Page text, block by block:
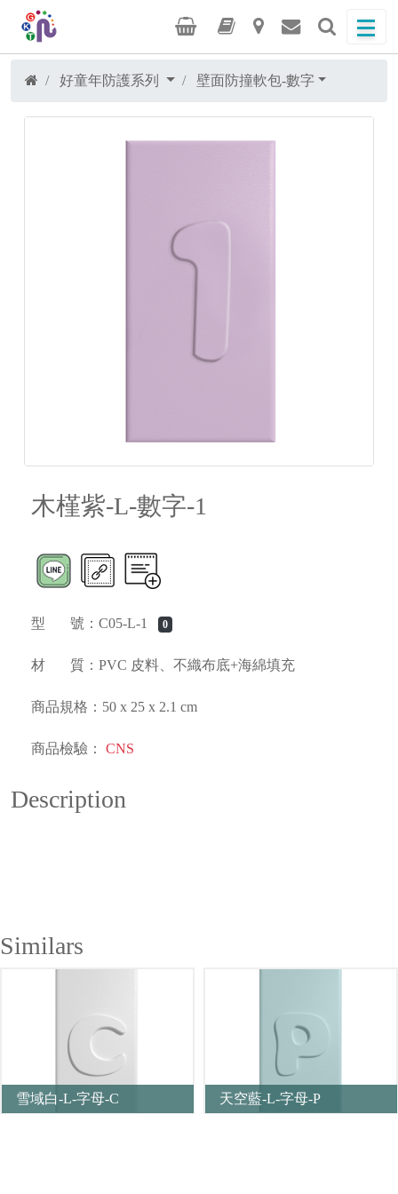
好童年防護系列 壁面防撞軟包-數字
木槿紫-L-數字-1
型 號：C05-L-1 0
材 質：PVC 皮料、不織布底+海綿填充
商品規格：50 x 25 x 2.1 cm
商品檢驗： CNS
Description
Similars
雪域白-L-字母-C 天空藍-L-字母-P